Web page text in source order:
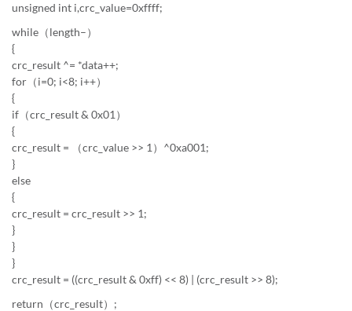
unsigned int i,crc_value=0xffff;
while（length–）
{
crc_result ^= *data++;
for（i=0; i<8; i++）
{
if（crc_result & 0x01）
{
crc_result = （crc_value >> 1）^0xa001;
}
else
{
crc_result = crc_result >> 1;
}
}
}
crc_result = ((crc_result & 0xff) << 8) | (crc_result >> 8);
return（crc_result）;